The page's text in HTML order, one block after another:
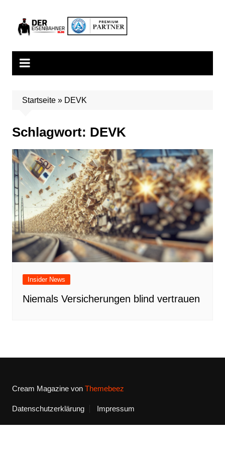
springen
Startseite» DEVK
Schlagwort: DEVK
Insider News
Niemals Versicherungen blind vertrauen
Cream Magazine von Themebeez
Datenschutzerklärung Impressum